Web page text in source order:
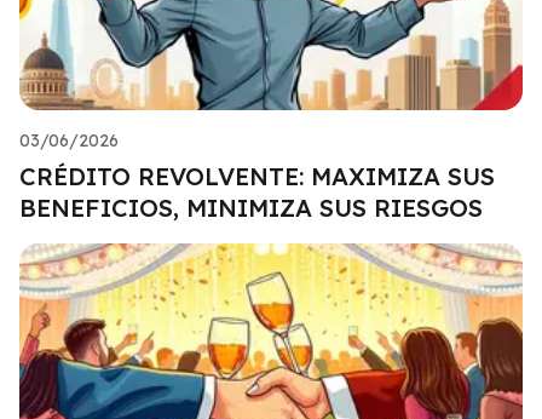
03/06/2026
CRÉDITO REVOLVENTE: MAXIMIZA SUS
BENEFICIOS, MINIMIZA SUS RIESGOS